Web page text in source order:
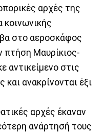
αρχές της
στο αεροσκάφος
πτήση Μαυρίκιος-
αντικείμενο στις
ανακρίνονται έξι
αρχές έκαναν
ανάρτησή τους